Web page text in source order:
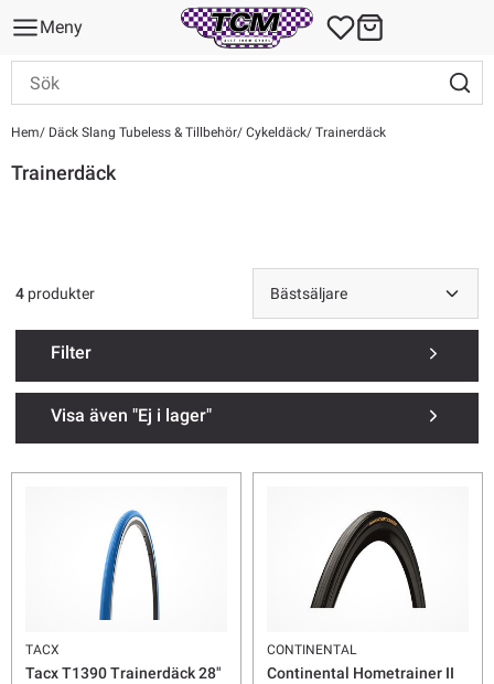
Meny
Hem Däck Slang Tubeless & Tillbehör Cykeldäck Trainerdäck
Trainerdäck
Filter
Visa även "Ej i lager"
4 produkter
TACX
Tacx T1390 Trainerdäck 28"
CONTINENTAL
Continental Hometrainer II